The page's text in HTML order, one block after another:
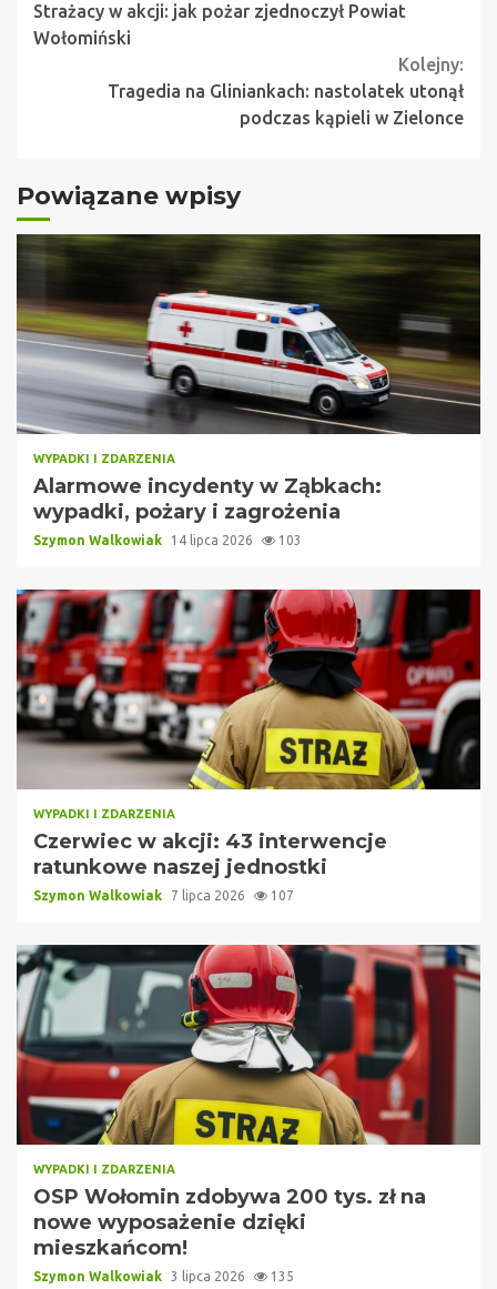
Reading
Strażacy w akcji: jak pożar zjednoczył Powiat
Wołomiński
Kolejny:
Tragedia na Gliniankach: nastolatek utonął
podczas kąpieli w Zielonce
Powiązane wpisy
WYPADKI I ZDARZENIA
Alarmowe incydenty w Ząbkach:
wypadki, pożary i zagrożenia
Szymon Walkowiak 14 lipca 2026 103
WYPADKI I ZDARZENIA
Czerwiec w akcji: 43 interwencje
ratunkowe naszej jednostki
Szymon Walkowiak 7 lipca 2026 107
WYPADKI I ZDARZENIA
OSP Wołomin zdobywa 200 tys. zł na
nowe wyposażenie dzięki
mieszkańcom!
Szymon Walkowiak 3 lipca 2026 135